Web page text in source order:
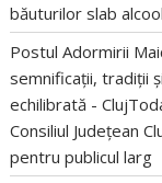
băuturilor slab
Postul Adormirii
semnificații, tradiții
echilibrată -
Consiliul Județean
pentru publicul larg